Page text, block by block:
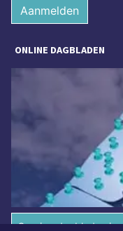
Aanmelden
ONLINE DAGBLADEN
Overige dagbladen in